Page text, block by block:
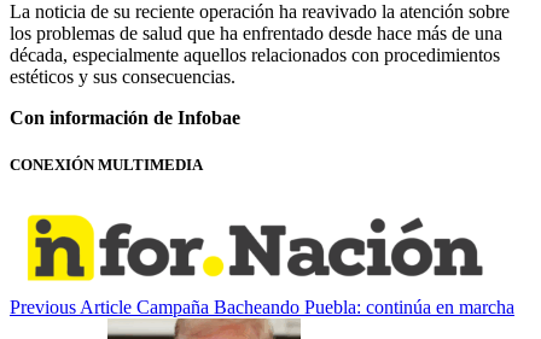
La noticia de su reciente operación ha reavivado la atención sobre
los problemas de salud que ha enfrentado desde hace más de una
década, especialmente aquellos relacionados con procedimientos
estéticos y sus consecuencias.
Con información de Infobae
CONEXIÓN MULTIMEDIA
Previous Article Campaña Bacheando Puebla: continúa en marcha